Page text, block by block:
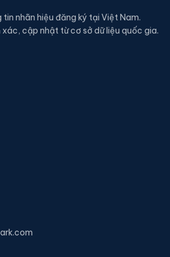
nhãn hiệu đăng ký tại Việt Nam.
cập nhật từ cơ sở dữ liệu quốc gia.